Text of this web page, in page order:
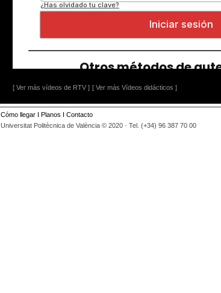
[ Ver más vídeos de RTV ] [ Ver más Vídeos didácticos ]
Cómo llegar I Planos I Contacto
Universitat Politècnica de València © 2020 · Tel. (+34) 96 387 70 00